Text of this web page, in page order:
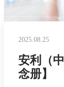
2025.08.25
安利（
念册】